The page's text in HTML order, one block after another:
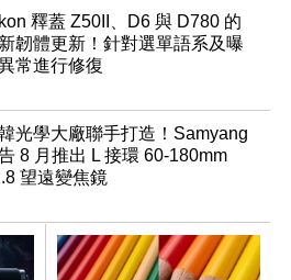
釋蓋 Z50II、D6 與 D780 的
韌體更新！針對選單語系及曝
常進行修復
光學大廠聯手打造！Samyang
8 月推出 L 接環 60-180mm
望遠變焦鏡